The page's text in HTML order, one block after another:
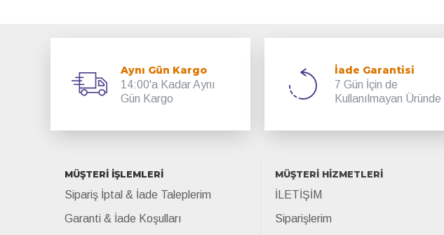
Aynı Gün Kargo
14:00'a Kadar Aynı
Gün Kargo
İade Garantisi
7 Gün İçin de
Kullanılmayan Üründe
MÜŞTERİ İŞLEMLERİ
Sipariş İptal & İade Taleplerim
Garanti & İade Koşulları
MÜŞTERİ HİZMETLERİ
İLETİŞİM
Siparişlerim